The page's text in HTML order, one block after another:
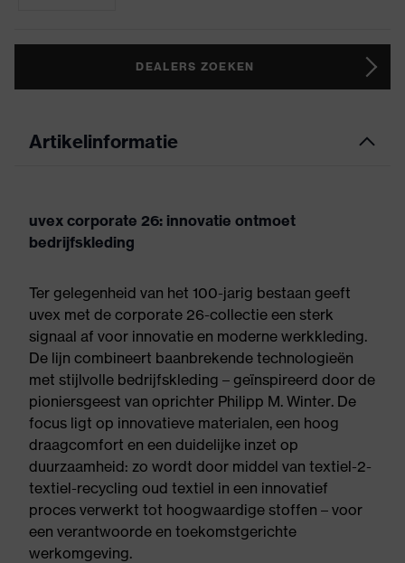
DEALERS ZOEKEN
Artikelinformatie
uvex corporate 26: innovatie ontmoet
bedrijfskleding
Ter gelegenheid van het 100-jarig bestaan geeft
uvex met de corporate 26-collectie een sterk
signaal af voor innovatie en moderne werkkleding.
De lijn combineert baanbrekende technologieën
met stijlvolle bedrijfskleding – geïnspireerd door de
pioniersgeest van oprichter Philipp M. Winter. De
focus ligt op innovatieve materialen, een hoog
draagcomfort en een duidelijke inzet op
duurzaamheid: zo wordt door middel van textiel-2-
textiel-recycling oud textiel in een innovatief
proces verwerkt tot hoogwaardige stoffen – voor
een verantwoorde en toekomstgerichte
werkomgeving.